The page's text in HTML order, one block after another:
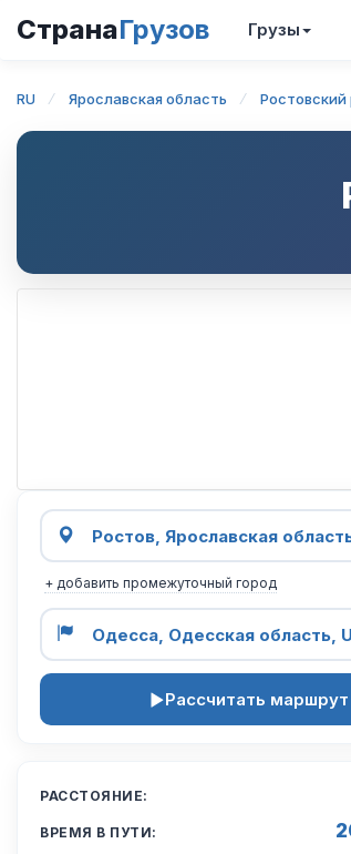
СтранаГрузов Грузы
RU Ярославская область Ростовский
+ добавить промежуточный город
Рассчитать маршрут
РАССТОЯНИЕ:
ВРЕМЯ В ПУТИ: